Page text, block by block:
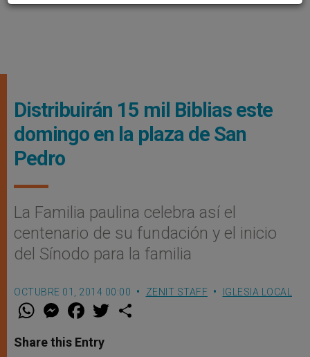
Distribuirán 15 mil Biblias este
domingo en la plaza de San
Pedro
La Familia paulina celebra así el
centenario de su fundación y el inicio
del Sínodo para la familia
OCTUBRE 01, 2014 00:00 ZENIT STAFF IGLESIA LOCAL
W
t
s
M
e
s
e
F
a
e
b
w
Share this Entry